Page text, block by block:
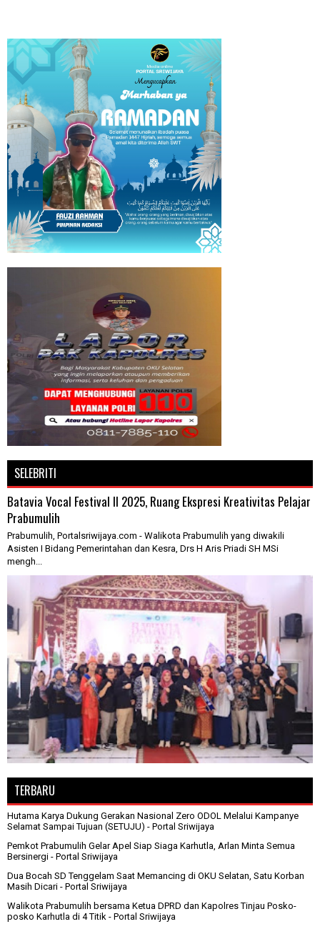
SELEBRITI
Batavia Vocal Festival II 2025, Ruang Ekspresi Kreativitas Pelajar
Prabumulih
Prabumulih, Portalsriwijaya.com - Walikota Prabumulih yang diwakili
Asisten I Bidang Pemerintahan dan Kesra, Drs H Aris Priadi SH MSi
mengh...
TERBARU
Hutama Karya Dukung Gerakan Nasional Zero ODOL Melalui Kampanye
Selamat Sampai Tujuan (SETUJU) - Portal Sriwijaya
Pemkot Prabumulih Gelar Apel Siap Siaga Karhutla, Arlan Minta Semua
Bersinergi - Portal Sriwijaya
Dua Bocah SD Tenggelam Saat Memancing di OKU Selatan, Satu Korban
Masih Dicari - Portal Sriwijaya
Walikota Prabumulih bersama Ketua DPRD dan Kapolres Tinjau Posko-
posko Karhutla di 4 Titik - Portal Sriwijaya